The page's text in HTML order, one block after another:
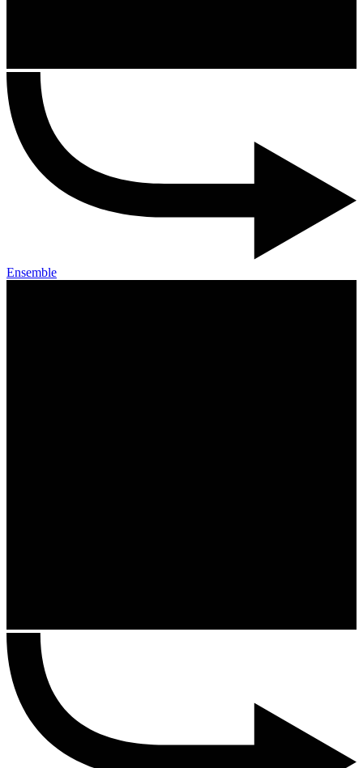
Ensemble